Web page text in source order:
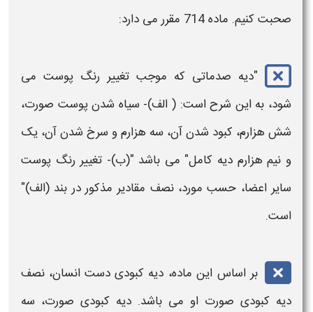
صحبت کنیم. ماده 714 مقرر می دارد:
"دیه صدماتی که موجب تغییر رنگ پوست می‌
شود، به این شرح است: ( الف)- سیاه شدن پوست صورت،
شش هزارم، کبود شدن آن، سه هزارم و سرخ شدن آن، یک
و نیم هزارم دیه کامل" می باشد "(ب)- تغییر رنگ پوست
سایر اعضا، حسب مورد، نصف مقادیر مذکور در بند (الف)"
است.
بر اساس این ماده، دیه کبودی دست انسان، نصف
دیه کبودی صورت او می باشد. دیه کبودی صورت، سه